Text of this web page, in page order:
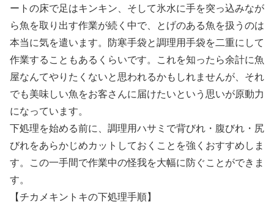
ートの床で足はキンキン、そして氷水に手を突っ込みなが
ら魚を取り出す作業が続く中で、とげのある魚を扱うのは
本当に気を遣います。防寒手袋と調理用手袋を二重にして
作業することもあるくらいです。これを知ったら余計に魚
屋なんてやりたくないと思われるかもしれませんが、それ
でも美味しい魚をお客さんに届けたいという思いが原動力
になっています。
下処理を始める前に、調理用ハサミで背びれ・腹びれ・尻
びれをあらかじめカットしておくことを強くおすすめしま
す。この一手間で作業中の怪我を大幅に防ぐことができま
す。
【チカメキントキの下処理手順】